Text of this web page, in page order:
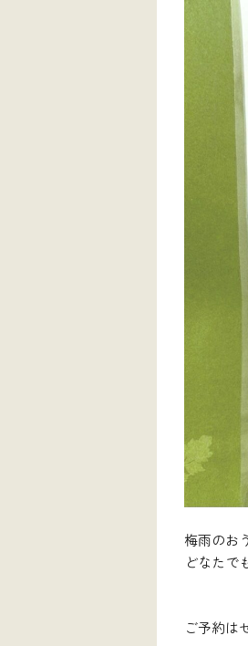
梅雨のお
どなたで
ご予約は